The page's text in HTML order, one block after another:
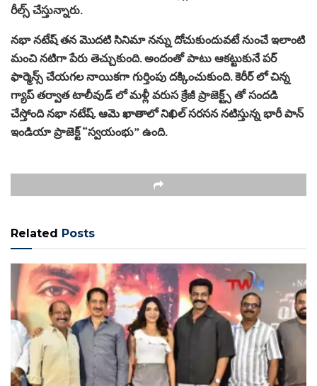
రీల్స్ చేస్తున్నారు.
నభా నటేష్ తన మొదటి సినిమా నన్ను దోచుకుందువటే నుంచే ఇలాంటి
మంచి నటిగా పేరు తెచ్చుకుంది. అందంతో పాటు ఆకట్టుకునే పర్
ఫార్మెన్స్ చేయగల నాయికగా గుర్తింపు దక్కించుకుంది. కెరీర్ లో చిన్న
గ్యాప్ తర్వాత టాలీవుడ్ లో మళ్లీ వరుస క్రేజీ ప్రాజెక్ట్స్ తో సందడి
చేస్తోంది నభా నటేష్. ఆమె ఖాతాలో నిఖిల్ సరసన నటిస్తున్న భారీ పాన్
ఇండియా ప్రాజెక్ట్ “స్వయంభు” ఉంది.
Related Posts